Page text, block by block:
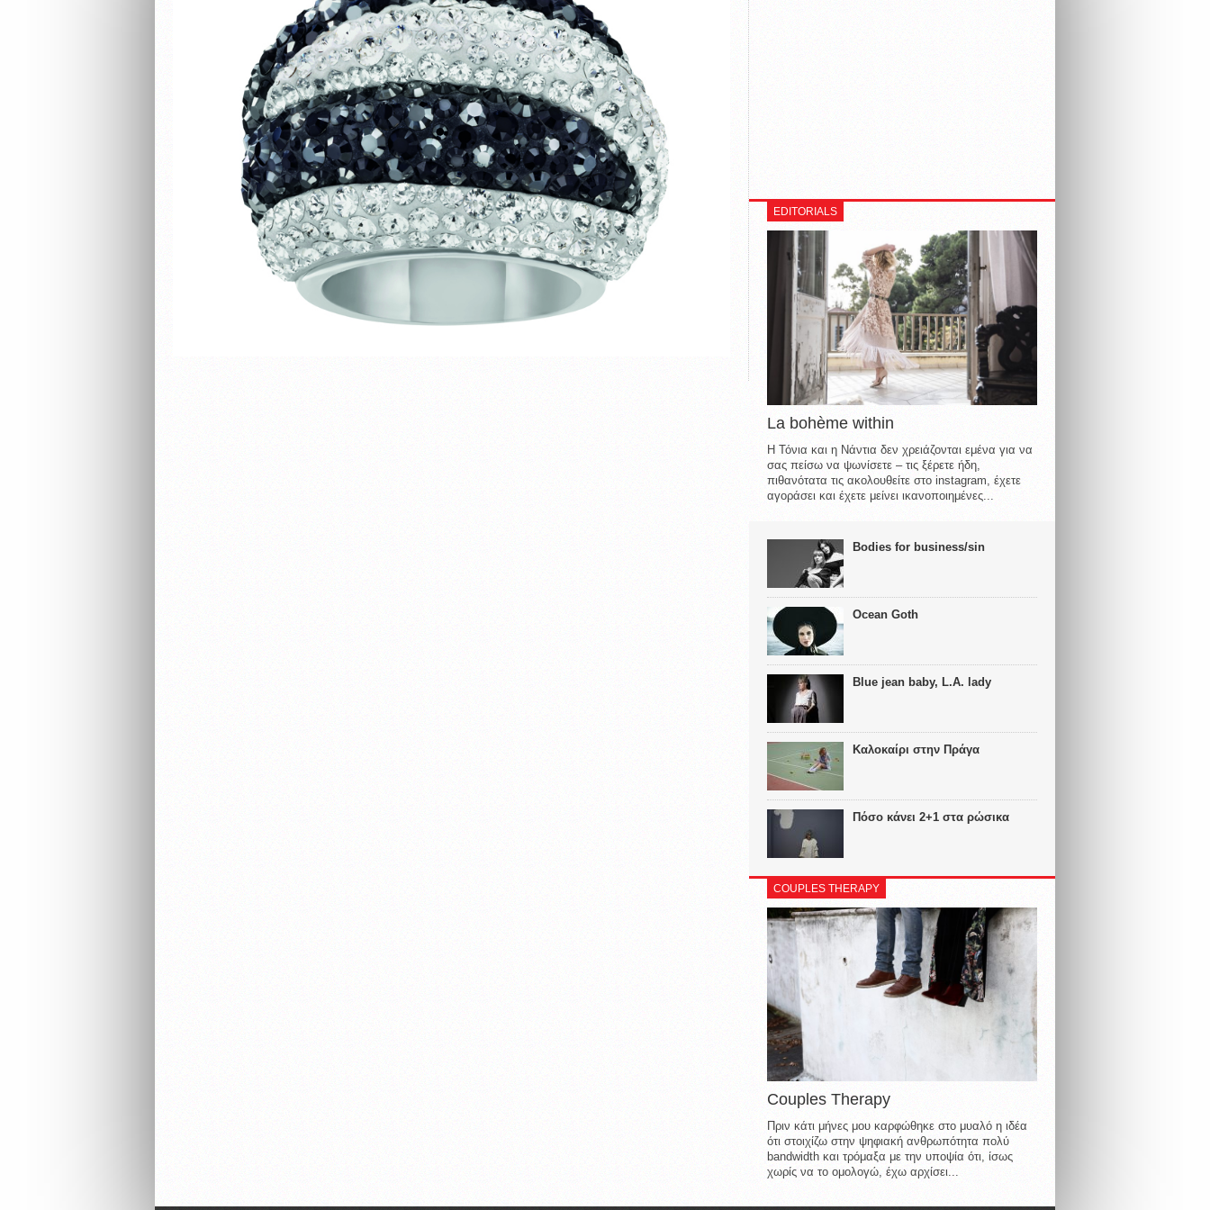
EDITORIALS
La bohème within
Η Τόνια και η Νάντια δεν χρειάζονται εμένα για να
σας πείσω να ψωνίσετε – τις ξέρετε ήδη,
πιθανότατα τις ακολουθείτε στο instagram, έχετε
αγοράσει και έχετε μείνει ικανοποιημένες...
Bodies for business/sin
Ocean Goth
Blue jean baby, L.A. lady
Καλοκαίρι στην Πράγα
Πόσο κάνει 2+1 στα ρώσικα
COUPLES THERAPY
Couples Therapy
Πριν κάτι μήνες μου καρφώθηκε στο μυαλό η ιδέα
ότι στοιχίζω στην ψηφιακή ανθρωπότητα πολύ
bandwidth και τρόμαξα με την υποψία ότι, ίσως
χωρίς να το ομολογώ, έχω αρχίσει...